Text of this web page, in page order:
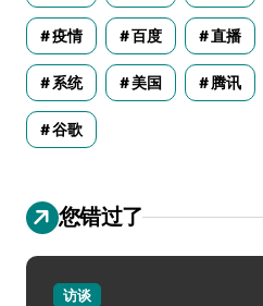
疫情 百度 直播
系统 美国 腾讯
谷歌
您错过了
访谈